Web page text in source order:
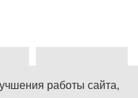
работы сайта,